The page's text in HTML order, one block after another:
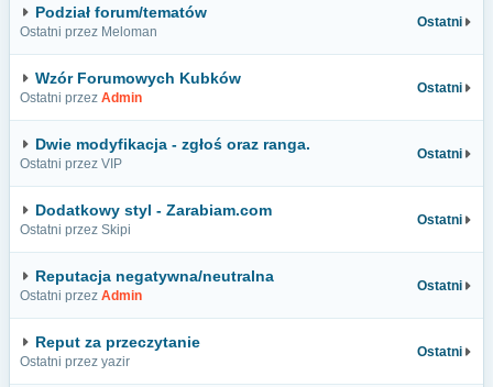
Podział forum/tematów
Ostatni przez Meloman
Ostatni
Wzór Forumowych Kubków
Ostatni przez Admin
Ostatni
Dwie modyfikacja - zgłoś oraz ranga.
Ostatni przez VIP
Ostatni
Dodatkowy styl - Zarabiam.com
Ostatni przez Skipi
Ostatni
Reputacja negatywna/neutralna
Ostatni przez Admin
Ostatni
Reput za przeczytanie
Ostatni przez yazir
Ostatni